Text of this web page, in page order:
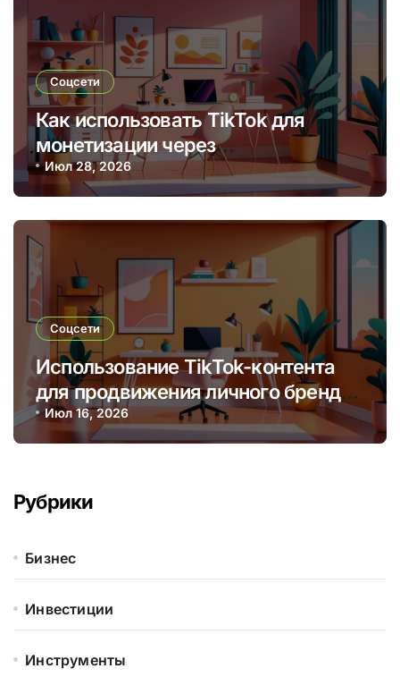
Соцсети
Как использовать TikTok для
монетизации через
брендированные видео и
партнерские программы
Июл 28, 2026
Соцсети
Использование TikTok-контента
для продвижения личного бренда
и монетизации через творчество
Июл 16, 2026
Рубрики
Бизнес
Инвестиции
Инструменты